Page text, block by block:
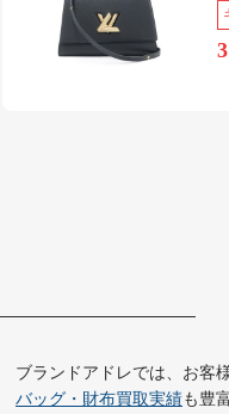
ブランドアドレでは、お客
バッグ・財布買取実績も豊